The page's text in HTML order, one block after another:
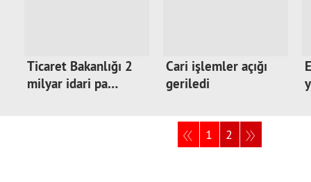
Ticaret Bakanlığı 2
milyar idari pa…
Cari işlemler açığı
geriledi
1 2